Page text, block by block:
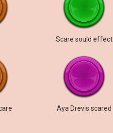
Scare sould effect
Aya Drevis scared